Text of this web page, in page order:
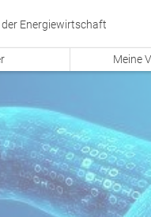
der Energiewirtschaft
Meine